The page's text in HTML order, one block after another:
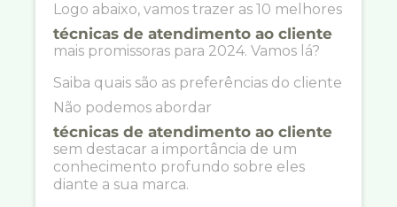
Logo abaixo, vamos trazer as 10 melhores
técnicas de atendimento ao cliente
mais promissoras para 2024. Vamos lá?
Saiba quais são as preferências do cliente
Não podemos abordar
técnicas de atendimento ao cliente
sem destacar a importância de um
conhecimento profundo sobre eles
diante a sua marca.